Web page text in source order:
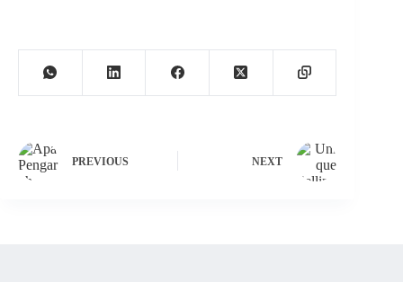
PREVIOUS NEXT